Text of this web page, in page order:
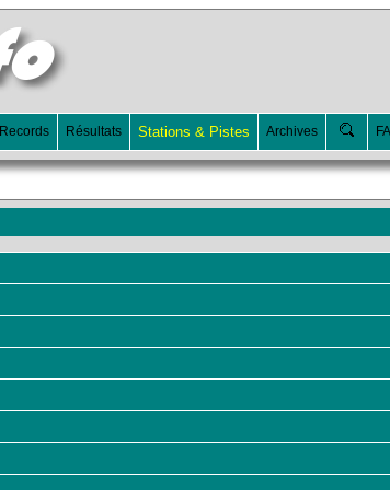
Records Résultats Stations & Pistes Archives